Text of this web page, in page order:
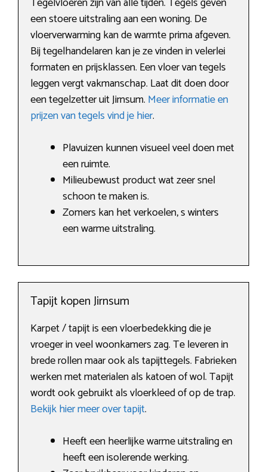
een stoere uitstraling aan een woning. De
vloerverwarming kan de warmte prima afgeven.
Bij tegelhandelaren kan je ze vinden in velerlei
formaten en prijsklassen. Een vloer van tegels
leggen vergt vakmanschap. Laat dit doen door
een tegelzetter uit Jirnsum. Meer informatie en
prijzen van tegels vind je hier.
Plavuizen kunnen visueel veel doen met
een ruimte.
Milieubewust product wat zeer snel
schoon te maken is.
Zomers kan het verkoelen, s winters
een warme uitstraling.
Tapijt kopen Jirnsum
Karpet / tapijt is een vloerbedekking die je
vroeger in veel woonkamers zag. Te leveren in
brede rollen maar ook als tapijttegels. Fabrieken
werken met materialen als katoen of wol. Tapijt
wordt ook gebruikt als vloerkleed of op de trap.
Bekijk hier meer over tapijt.
Heeft een heerlijke warme uitstraling en
heeft een isolerende werking.